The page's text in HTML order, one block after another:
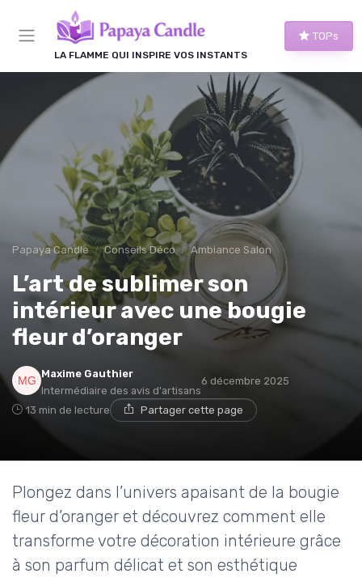
LA FLAMME QUI INSPIRE VOS INSTANTS
TOPs
Papaya Candle Conseils Déco Ambiance Salon
L’art de sublimer son
intérieur avec une bougie
fleur d’oranger
Maxime Gauthier
Intermédiaire des avis d'artisans
6 décembre 2025
13 min de lecture Partager cette page
Plongez dans l’univers apaisant de la bougie
fleur d’oranger et découvrez comment elle
transforme votre décoration intérieure grâce
à son parfum délicat et son esthétique
Panneau de gestion des cookies